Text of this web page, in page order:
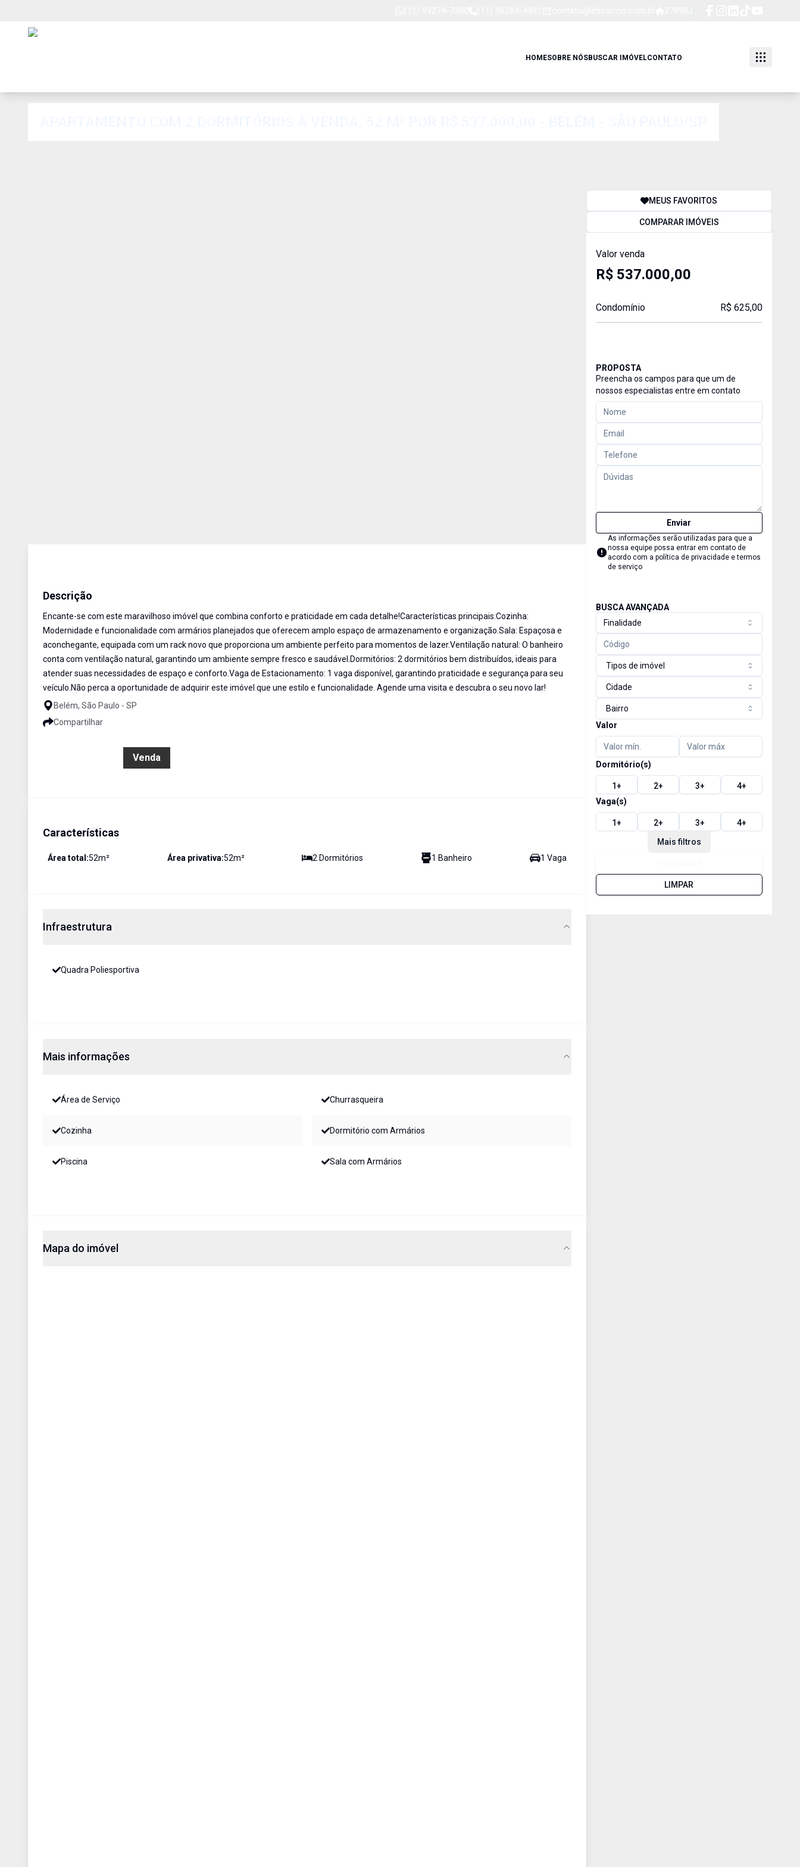
HOMESOBRE NÓSBUSCAR IMÓVELCONTATO
Descrição
Encante-se com este maravilhoso imóvel que combina conforto e praticidade em cada detalhe!Características principais:Cozinha:
Modernidade e funcionalidade com armários planejados que oferecem amplo espaço de armazenamento e organização.Sala: Espaçosa e
aconchegante, equipada com um rack novo que proporciona um ambiente perfeito para momentos de lazer.Ventilação natural: O banheiro
conta com ventilação natural, garantindo um ambiente sempre fresco e saudável.Dormitórios: 2 dormitórios bem distribuídos, ideais para
atender suas necessidades de espaço e conforto.Vaga de Estacionamento: 1 vaga disponível, garantindo praticidade e segurança para seu
veículo.Não perca a oportunidade de adquirir este imóvel que une estilo e funcionalidade. Agende uma visita e descubra o seu novo lar!
Belém, São Paulo - SP
Compartilhar
Venda
Características
Área total:52m² Área privativa:52m² 2 Dormitórios 1 Banheiro 1 Vaga
Infraestrutura
Quadra Poliesportiva
Mais informações
Área de Serviço Churrasqueira
Cozinha Dormitório com Armários
Piscina Sala com Armários
Mapa do imóvel
MEUS FAVORITOS
COMPARAR IMÓVEIS
Valor venda
R$ 537.000,00
Condomínio R$ 625,00
PROPOSTA
Preencha os campos para que um de
nossos especialistas entre em contato
Enviar
As informações serão utilizadas para que a
nossa equipe possa entrar em contato de
acordo com a política de privacidade e termos
de serviço
BUSCA AVANÇADA
Finalidade
Tipos de imóvel
Cidade
Bairro
Valor
Dormitório(s)
1+ 2+ 3+ 4+
Vaga(s)
1+ 2+ 3+ 4+
Mais filtros
LIMPAR